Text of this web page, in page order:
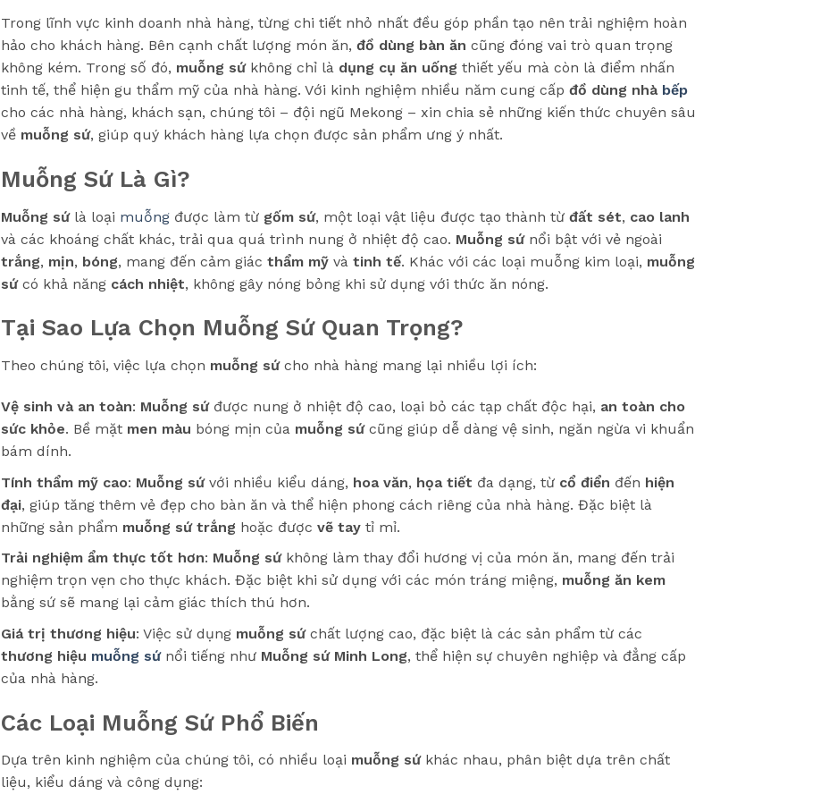
Trong lĩnh vực kinh doanh nhà hàng, từng chi tiết nhỏ nhất đều góp phần tạo nên trải nghiệm hoàn
hảo cho khách hàng. Bên cạnh chất lượng món ăn, đồ dùng bàn ăn cũng đóng vai trò quan trọng
không kém. Trong số đó, muỗng sứkhông chỉ là dụng cụ ăn uống thiết yếu mà còn là điểm nhấn
tinh tế, thể hiện gu thẩm mỹ của nhà hàng. Với kinh nghiệm nhiều năm cung cấp đồ dùng nhà bếp
cho các nhà hàng, khách sạn, chúng tôi – đội ngũ Mekong – xin chia sẻ những kiến thức chuyên sâu
về muỗng sứ, giúp quý khách hàng lựa chọn được sản phẩm ưng ý nhất.
Muỗng Sứ Là Gì?
Muỗng sứlà loại muỗng được làm từ gốm sứ, một loại vật liệu được tạo thành từ đất sét, cao lanh
và các khoáng chất khác, trải qua quá trình nung ở nhiệt độ cao. Muỗng sứnổi bật với vẻ ngoài
trắng, mịn, bóng, mang đến cảm giác thẩm mỹ và tinh tế. Khác với các loại muỗng kim loại, muỗng
sứcó khả năng cách nhiệt, không gây nóng bỏng khi sử dụng với thức ăn nóng.
Tại Sao Lựa Chọn Muỗng Sứ Quan Trọng?
Theo chúng tôi, việc lựa chọn muỗng sứcho nhà hàng mang lại nhiều lợi ích:
Vệ sinh và an toàn: Muỗng sứđược nung ở nhiệt độ cao, loại bỏ các tạp chất độc hại, an toàn cho
sức khỏe. Bề mặt men màu bóng mịn của muỗng sứcũng giúp dễ dàng vệ sinh, ngăn ngừa vi khuẩn
bám dính.
Tính thẩm mỹ cao: Muỗng sứvới nhiều kiểu dáng, hoa văn, họa tiết đa dạng, từ cổ điển đến hiện
đại, giúp tăng thêm vẻ đẹp cho bàn ăn và thể hiện phong cách riêng của nhà hàng. Đặc biệt là
những sản phẩm muỗng sứ trắng hoặc được vẽ tay tỉ mỉ.
Trải nghiệm ẩm thực tốt hơn: Muỗng sứkhông làm thay đổi hương vị của món ăn, mang đến trải
nghiệm trọn vẹn cho thực khách. Đặc biệt khi sử dụng với các món tráng miệng, muỗng ăn kem
bằng sứ sẽ mang lại cảm giác thích thú hơn.
Giá trị thương hiệu: Việc sử dụng muỗng sứchất lượng cao, đặc biệt là các sản phẩm từ các
thương hiệu muỗng sứnổi tiếng như Muỗng sứ Minh Long, thể hiện sự chuyên nghiệp và đẳng cấp
của nhà hàng.
Các Loại Muỗng Sứ Phổ Biến
Dựa trên kinh nghiệm của chúng tôi, có nhiều loại muỗng sứkhác nhau, phân biệt dựa trên chất
liệu, kiểu dáng và công dụng: